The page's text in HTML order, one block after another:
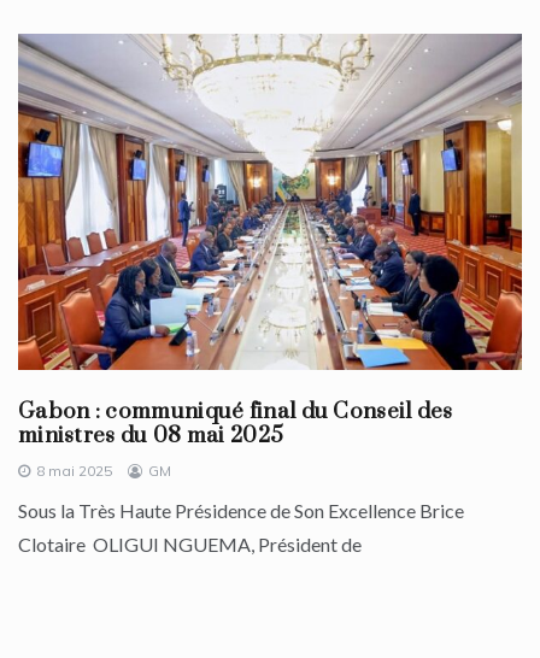
Gabon : communiqué final du Conseil des
ministres du 08 mai 2025
8 mai 2025 GM
Sous la Très Haute Présidence de Son Excellence Brice
Clotaire OLIGUI NGUEMA, Président de